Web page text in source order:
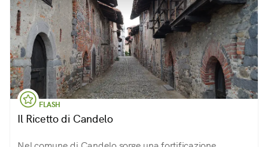
FLASH
Il Ricetto di Candelo